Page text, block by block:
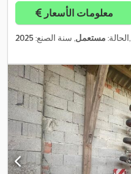
معلومات الأسعار
الحالة: مستعمل, سنة الصنع: 2025 ,